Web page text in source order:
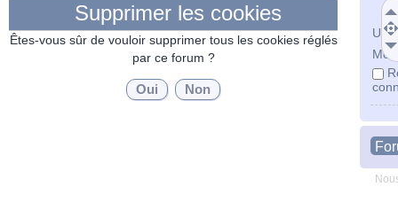
Mot
Supprimer les cookies
Êtes-vous sûr de vouloir supprimer tous les cookies réglés
par ce forum ?